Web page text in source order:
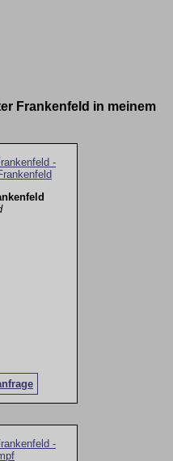
Frankenfeld in meinem